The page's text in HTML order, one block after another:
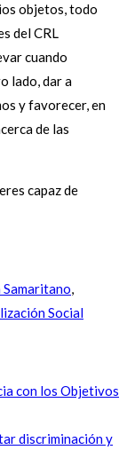
objetos, todo
del CRL
cuando
lado, dar a
y favorecer, en
de las
capaz de
Samaritano,
Social
con los Objetivos
discriminación y